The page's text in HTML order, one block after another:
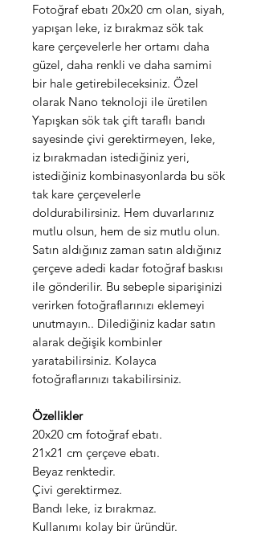
Fotoğraf ebatı 20x20 cm olan, siyah,
yapışan leke, iz bırakmaz sök tak
kare çerçevelerle her ortamı daha
güzel, daha renkli ve daha samimi
bir hale getirebileceksiniz. Özel
olarak Nano teknoloji ile üretilen
Yapışkan sök tak çift taraflı bandı
sayesinde çivi gerektirmeyen, leke,
iz bırakmadan istediğiniz yeri,
istediğiniz kombinasyonlarda bu sök
tak kare çerçevelerle
doldurabilirsiniz. Hem duvarlarınız
mutlu olsun, hem de siz mutlu olun.
Satın aldığınız zaman satın aldığınız
çerçeve adedi kadar fotoğraf baskısı
ile gönderilir. Bu sebeple siparişinizi
verirken fotoğraflarınızı eklemeyi
unutmayın.. Dilediğiniz kadar satın
alarak değişik kombinler
yaratabilirsiniz. Kolayca
fotoğraflarınızı takabilirsiniz.
Özellikler
20x20 cm fotoğraf ebatı.
21x21 cm çerçeve ebatı.
Beyaz renktedir.
Çivi gerektirmez.
Bandı leke, iz bırakmaz.
Kullanımı kolay bir üründür.